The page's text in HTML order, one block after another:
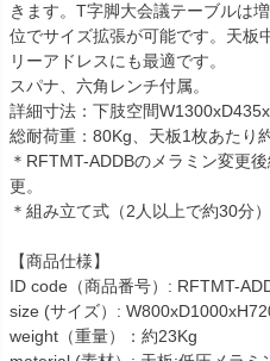
きます。T字脚大会議テーブルは
位でサイズ拡張が可能です。天板
リーアドレスにも最適です。
スパナ、六角レンチ付属。
詳細寸法：下肢空間
総耐荷重：80Kg、天板1枚あたり
＊RFTMT-ADDBのメラミン変更
更。
＊組み立て式（2人以上で約30分
【商品仕様】
ID code（商品番号）: RFTMT-
size (サイズ）:
weight（重量）：約23Kg